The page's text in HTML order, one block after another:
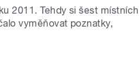
2011. Tehdy si šest místních
vyměňovat poznatky,